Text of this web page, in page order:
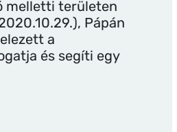
melletti területen
Pápán
a
és segíti egy